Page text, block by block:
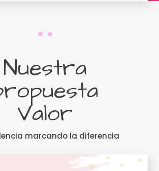
Nuestra
Valor
marcando la diferencia